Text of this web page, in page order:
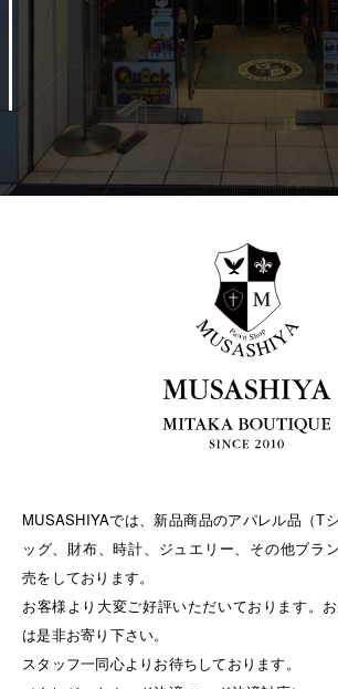
MUSASHIYAでは、新品商品のアパレル品（T
ッグ、財布、時計、ジュエリー、その他ブラ
売をしております。
お客様より大変ご好評いただいております。
は是非お寄り下さい。
スタッフ一同心よりお待ちしております。